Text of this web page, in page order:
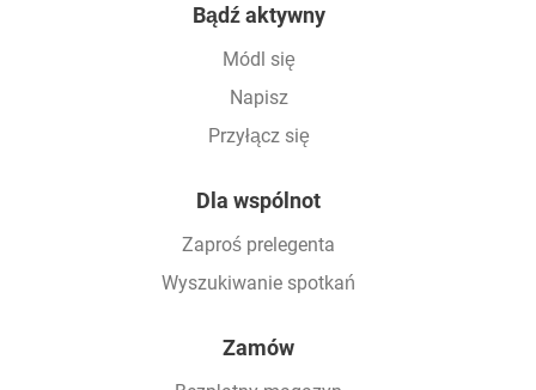
Bądź aktywny
Módl się
Napisz
Przyłącz się
Dla wspólnot
Zaproś prelegenta
Wyszukiwanie spotkań
Zamów